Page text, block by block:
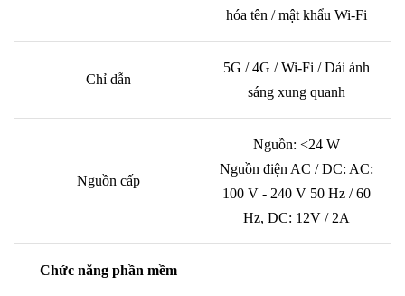
hóa tên / mật khẩu Wi-Fi
Chỉ dẫn
5G / 4G / Wi-Fi / Dải ánh
sáng xung quanh
Nguồn cấp
Nguồn: <24 W
Nguồn điện AC / DC: AC:
100 V - 240 V 50 Hz / 60
Hz, DC: 12V / 2A
Chức năng phần mềm